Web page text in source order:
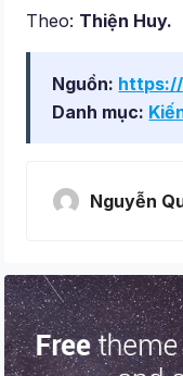
Theo: Thiện Huy.
Nguồn:
Danh mục:
Nguyễn